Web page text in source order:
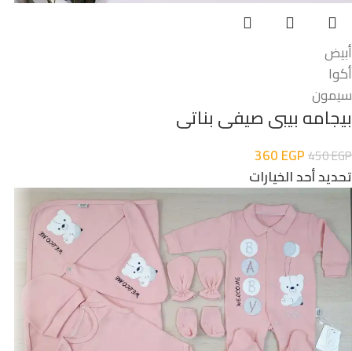
أبيض
أكوا
سيمون
بيجامه بيبى صيفى بناتى
450EGP
360EGP
تحديد أحد الخيارات